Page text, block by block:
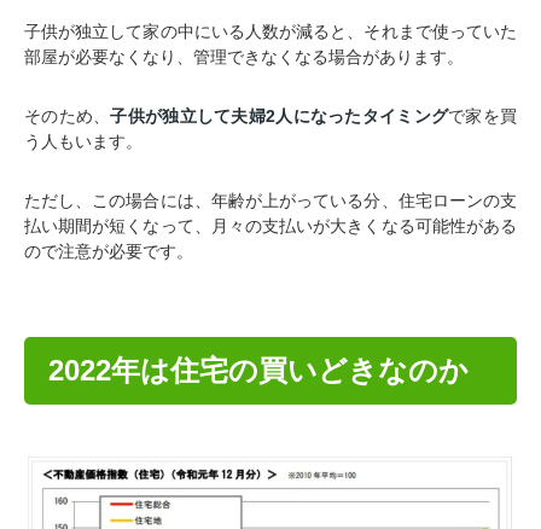
子供が独立して家の中にいる人数が減ると、それまで使っていた
部屋が必要なくなり、管理できなくなる場合があります。
そのため、子供が独立して夫婦2人になったタイミングで家を買
う人もいます。
ただし、この場合には、年齢が上がっている分、住宅ローンの支
払い期間が短くなって、月々の支払いが大きくなる可能性がある
ので注意が必要です。
2022年は住宅の買いどきなのか